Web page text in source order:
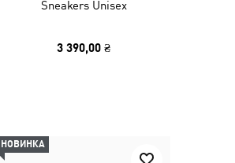
Sneakers Unisex
3 390,00 ₴
НОВИНКА